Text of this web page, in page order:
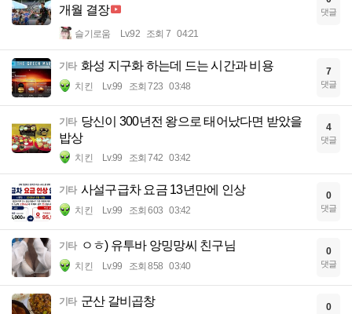
개월 결장
슬기로움 Lv.92 조회 7 04:21
댓글
기타 화성 지구화 하는데 드는 시간과 비용
치킨 Lv.99 조회 723 03:48
7
댓글
기타 당신이 300년전 왕으로 태어났다면 받았을
밥상
치킨 Lv.99 조회 742 03:42
4
댓글
기타 사설구급차 요금 13년만에 인상
치킨 Lv.99 조회 603 03:42
0
댓글
기타 ㅇㅎ) 유투바 앙밍망씨 친구님
치킨 Lv.99 조회 858 03:40
0
댓글
기타 군산 갈비곱창 0